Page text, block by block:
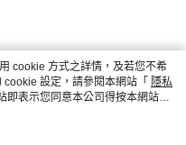
cookie 方式之詳情，及若您不希
設定，請參閱本網站「 隱私
即表示您同意本公司得按本網站使